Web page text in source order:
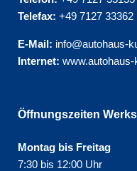
Telefax: +49 7127 33362
E-Mail: info@autohaus-
Internet:
Öffnungszeiten
Montag bis Freitag
7:30 bis 12:00 Uhr